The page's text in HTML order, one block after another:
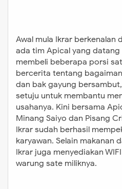
Awal mula Ikrar berkenalan
ada tim Apical yang
membeli beberapa porsi
bercerita tentang
dan bak gayung
setuju untuk membantu
usahanya. Kini bersama
Minang Saiyo dan Pisang
Ikrar sudah berhasil
karyawan. Selain makanan
Ikrar juga menyediakan
warung sate miliknya.